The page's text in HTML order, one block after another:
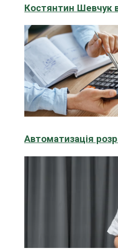
Костянтин Шевчук
Автоматизація